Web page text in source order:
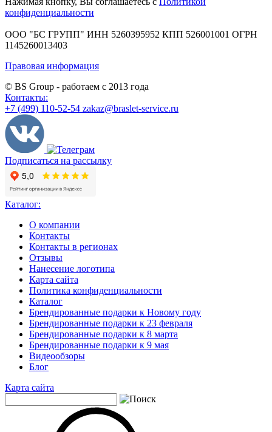
конфиденциальности
ООО "БС ГРУПП" ИНН 5260395952 КПП 526001001 ОГРН
1145260013403
Правовая информация
© BS Group - работаем с 2013 года
Контакты:
+7 (499) 110-52-54 zakaz@braslet-service.ru
Подписаться на рассылку
Каталог:
О компании
Контакты
Контакты в регионах
Отзывы
Нанесение логотипа
Карта сайта
Политика конфиденциальности
Каталог
Брендированные подарки к Новому году
Брендированные подарки к 23 февраля
Брендированные подарки к 8 марта
Брендированные подарки к 9 мая
Видеообзоры
Блог
Карта сайта